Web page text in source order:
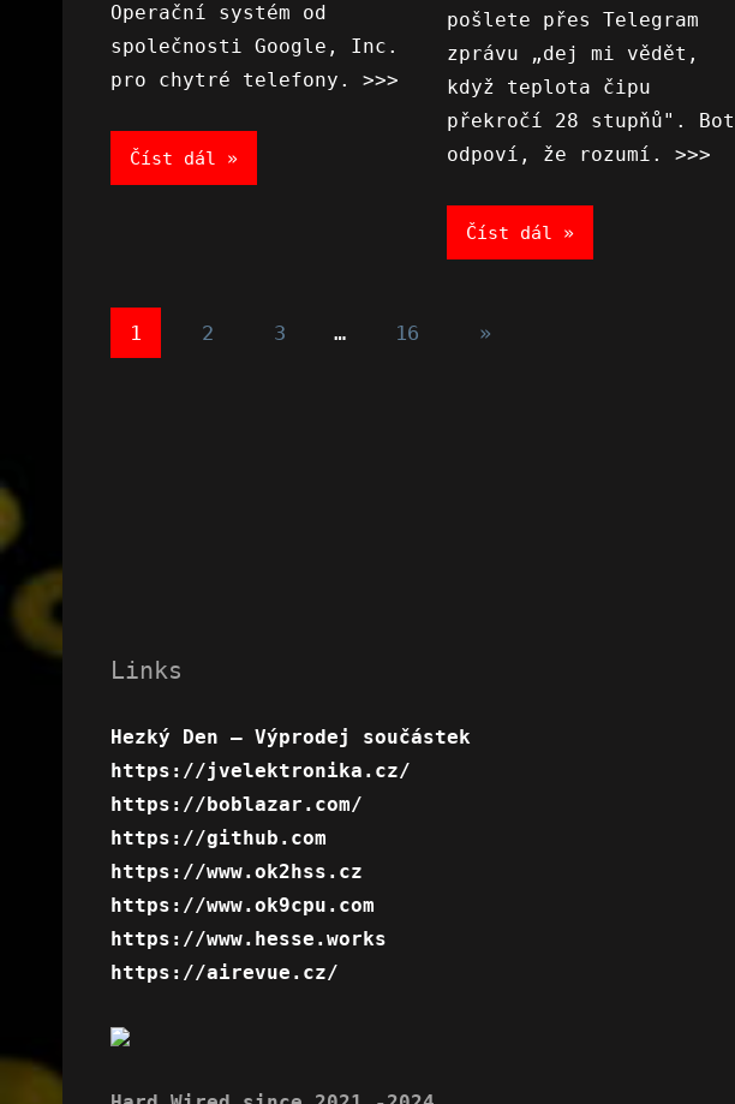
Operační systém od
společnosti Google, Inc.
pro chytré telefony. >>>
Číst dál
pošlete přes Telegram
zprávu „dej mi vědět,
když teplota čipu
překročí 28 stupňů". Bot
odpoví, že rozumí. >>>
Číst dál
Stránkování
1 2 3 … 16
Next
»
Links
Hezký Den – Výprodej součástek
https://jvelektronika.cz/
https://boblazar.com/
https://github.com
https://www.ok2hss.cz
https://www.ok9cpu.com
https://www.hesse.works
https://airevue.cz/